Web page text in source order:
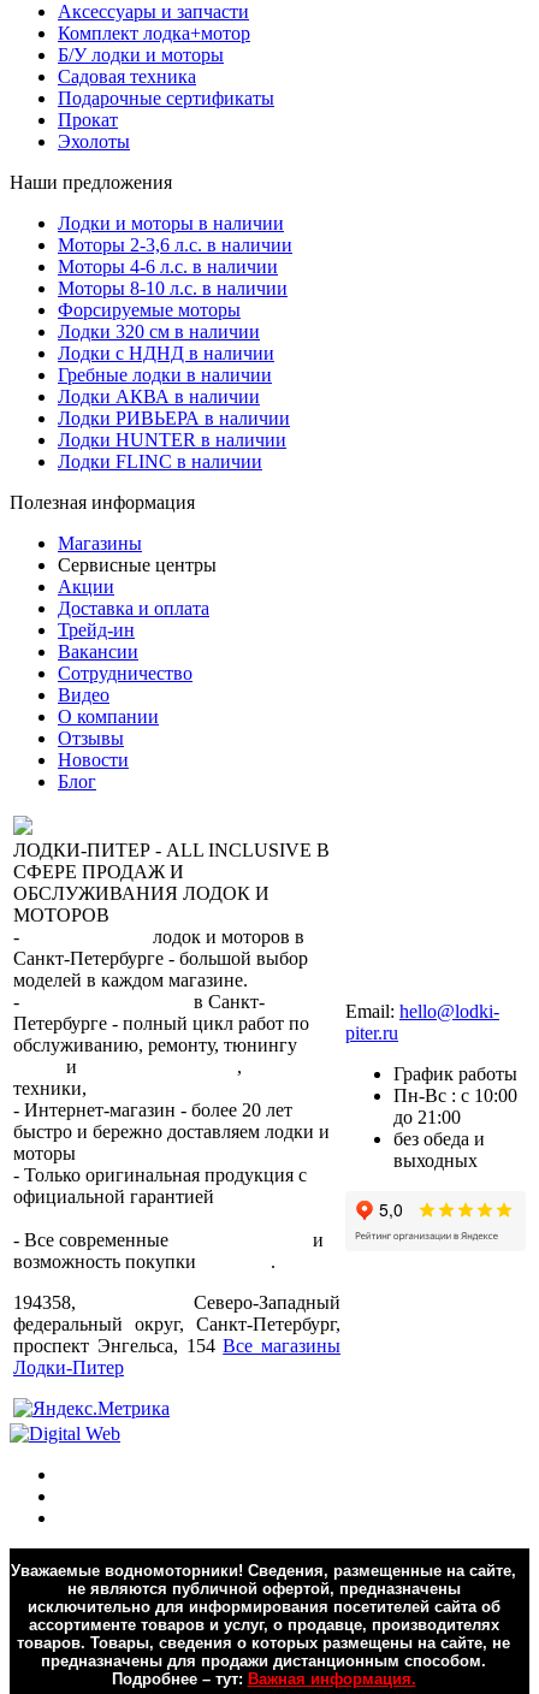
Аксессуары и запчасти
Комплект лодка+мотор
Б/У лодки и моторы
Садовая техника
Подарочные сертификаты
Прокат
Эхолоты
Наши предложения
Лодки и моторы в наличии
Моторы 2-3,6 л.с. в наличии
Моторы 4-6 л.с. в наличии
Моторы 8-10 л.с. в наличии
Форсируемые моторы
Лодки 320 см в наличии
Лодки с НДНД в наличии
Гребные лодки в наличии
Лодки АКВА в наличии
Лодки РИВЬЕРА в наличии
Лодки HUNTER в наличии
Лодки FLINC в наличии
Полезная информация
Магазины
Сервисные центры
Акции
Доставка и оплата
Трейд-ин
Вакансии
Сотрудничество
Видео
О компании
Отзывы
Новости
Блог
ЛОДКИ-ПИТЕР - ALL INCLUSIVE В
СФЕРЕ ПРОДАЖ И
ОБСЛУЖИВАНИЯ ЛОДОК И
МОТОРОВ
-
лодок и моторов в
Санкт-Петербурге - большой выбор
моделей в каждом магазине.
-
в Санкт-
Петербурге - полный цикл работ по
обслуживанию, ремонту, тюнингу
и ,
техники,
- Интернет-магазин - более 20 лет
быстро и бережно доставляем лодки и
моторы
- Только оригинальная продукция с
официальной гарантией
- Все современные
и
возможность покупки
.
194358, Северо-Западный
федеральный округ, Санкт-Петербург,
проспект Энгельса, 154Все магазины
Лодки-Питер
Email: hello@lodki-
piter.ru
График работы
Пн-Вс : с 10:00
до 21:00
без обеда и
выходных
Уважаемые водномоторники! Сведения, размещенные на сайте,
не являются публичной офертой, предназначены
исключительно для информирования посетителей сайта об
ассортименте товаров и услуг, о продавце, производителях
товаров. Товары, сведения о которых размещены на сайте, не
предназначены для продажи дистанционным способом.
Подробнее – тут: Важная информация.